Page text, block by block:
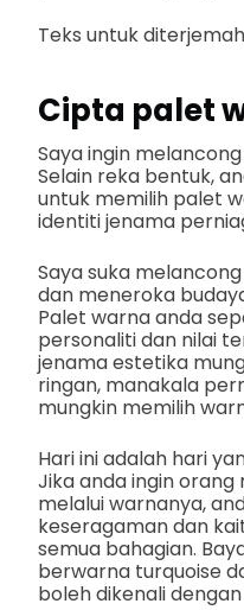
Teks untuk
Cipta palet
Saya ingin
Selain reka bentuk,
untuk memilih palet
identiti jenama
Saya suka
dan meneroka
Palet warna anda
personaliti dan nilai
jenama estetika
ringan, manakala
mungkin memilih
Hari ini adalah hari
Jika anda ingin
melalui warnanya,
keseragaman dan
semua bahagian.
berwarna turquoise
boleh dikenali